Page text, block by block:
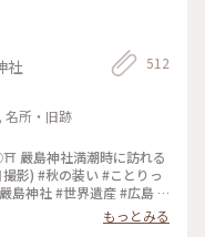
社
名所・旧跡
512
嚴島神社満潮時に訪れる
影) #秋の装い #ことりっ
もっとみる